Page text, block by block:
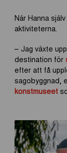
När Hanna
aktiviteterna.
– Jag växte
destination för
efter att få
sagobyggnad,
konstmuseet